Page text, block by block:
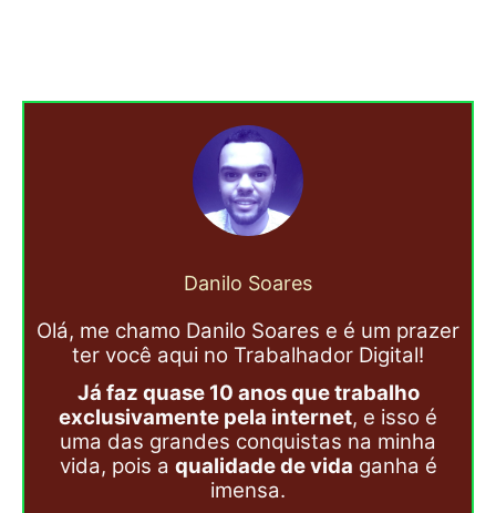
Danilo Soares
Olá, me chamo Danilo Soares e é um prazer
ter você aqui no Trabalhador Digital!
Já faz quase 10 anos que trabalho
exclusivamente pela internet, e isso é
uma das grandes conquistas na minha
vida, pois a qualidade de vida ganha é
imensa.